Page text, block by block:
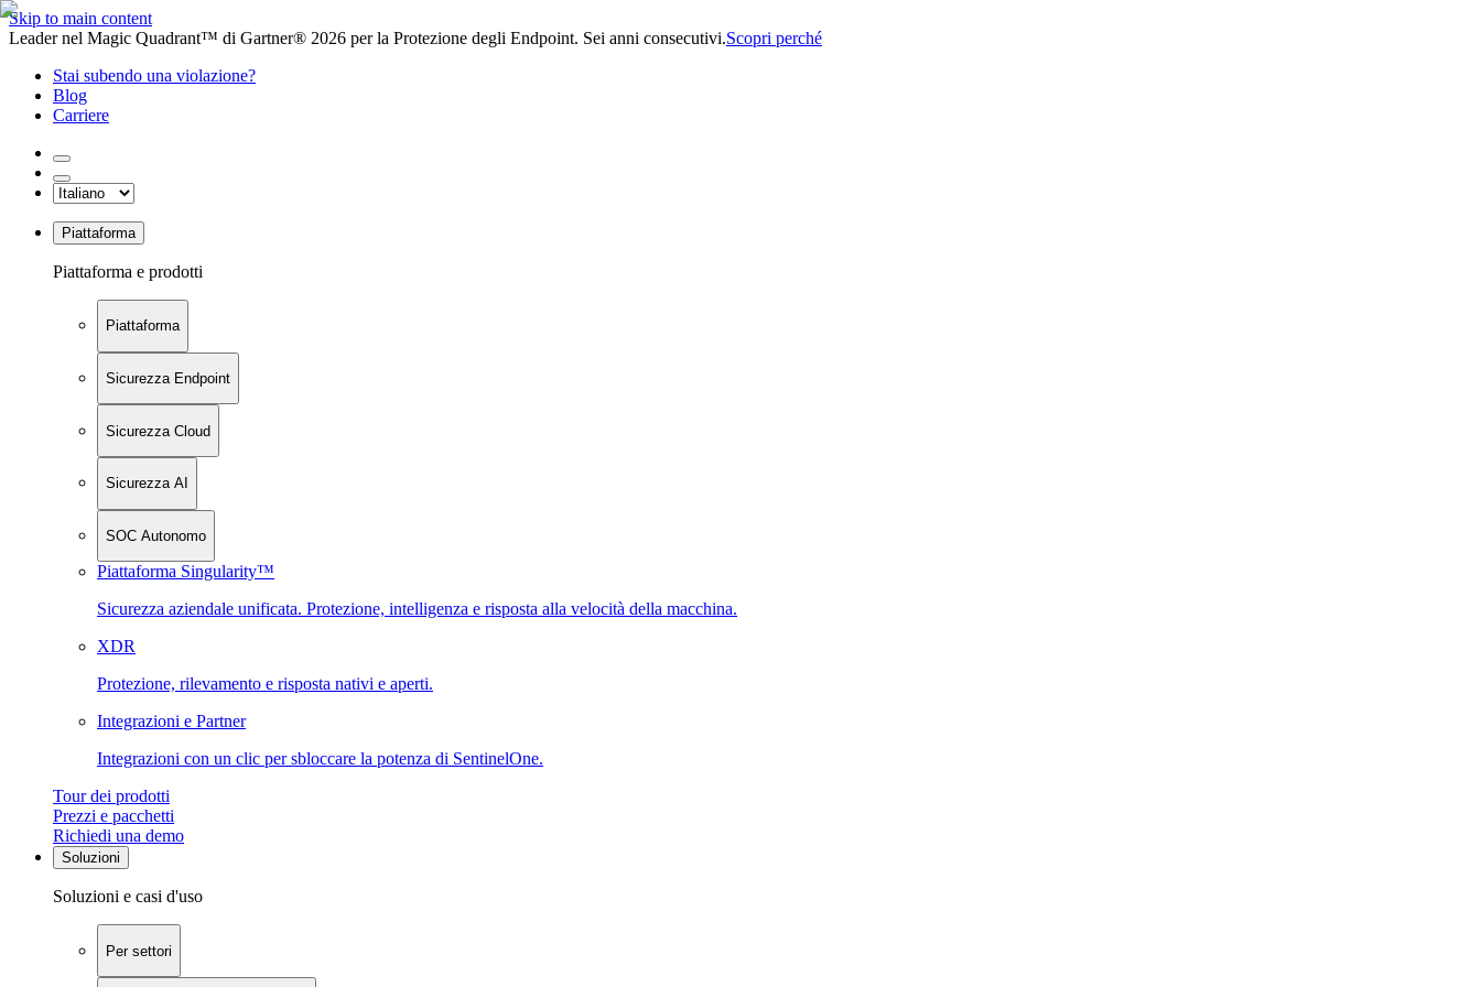
Skip to main content
Leader nel Magic Quadrant™ di Gartner® 2026 per la Protezione degli Endpoint. Sei anni consecutivi.Scopri perché
Stai subendo una violazione?
Blog
Carriere
Piattaforma
Piattaforma e prodotti
Piattaforma
Sicurezza Endpoint
Sicurezza Cloud
Sicurezza AI
SOC Autonomo
Piattaforma Singularity™
Sicurezza aziendale unificata. Protezione, intelligenza e risposta alla velocità della macchina.
XDR
Protezione, rilevamento e risposta nativi e aperti.
Integrazioni e Partner
Integrazioni con un clic per sbloccare la potenza di SentinelOne.
Tour dei prodotti
Prezzi e pacchetti
Richiedi una demo
Soluzioni
Soluzioni e casi d'uso
Per settori